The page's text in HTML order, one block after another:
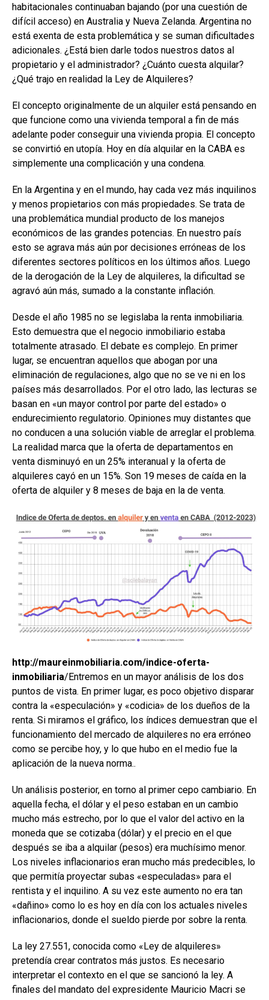
habitacionales continuaban bajando (por una cuestión de
difícil acceso) en Australia y Nueva Zelanda. Argentina no
está exenta de esta problemática y se suman dificultades
adicionales. ¿Está bien darle todos nuestros datos al
propietario y el administrador? ¿Cuánto cuesta alquilar?
¿Qué trajo en realidad la Ley de Alquileres?
El concepto originalmente de un alquiler está pensando en
que funcione como una vivienda temporal a fin de más
adelante poder conseguir una vivienda propia. El concepto
se convirtió en utopía. Hoy en día alquilar en la CABA es
simplemente una complicación y una condena.
En la Argentina y en el mundo, hay cada vez más inquilinos
y menos propietarios con más propiedades. Se trata de
una problemática mundial producto de los manejos
económicos de las grandes potencias. En nuestro país
esto se agrava más aún por decisiones erróneas de los
diferentes sectores políticos en los últimos años. Luego
de la derogación de la Ley de alquileres, la dificultad se
agravó aún más, sumado a la constante inflación.
Desde el año 1985 no se legislaba la renta inmobiliaria.
Esto demuestra que el negocio inmobiliario estaba
totalmente atrasado. El debate es complejo. En primer
lugar, se encuentran aquellos que abogan por una
eliminación de regulaciones, algo que no se ve ni en los
países más desarrollados. Por el otro lado, las lecturas se
basan en «un mayor control por parte del estado» o
endurecimiento regulatorio. Opiniones muy distantes que
no conducen a una solución viable de arreglar el problema.
La realidad marca que la oferta de departamentos en
venta disminuyó en un 25% interanual y la oferta de
alquileres cayó en un 15%. Son 19 meses de caída en la
oferta de alquiler y 8 meses de baja en la de venta.
http://maureinmobiliaria.com/indice-oferta-
inmobiliaria/Entremos en un mayor análisis de los dos
puntos de vista. En primer lugar, es poco objetivo disparar
contra la «especulación» y «codicia» de los dueños de la
renta. Si miramos el gráfico, los índices demuestran que el
funcionamiento del mercado de alquileres no era erróneo
como se percibe hoy, y lo que hubo en el medio fue la
aplicación de la nueva norma..
Un análisis posterior, en torno al primer cepo cambiario. En
aquella fecha, el dólar y el peso estaban en un cambio
mucho más estrecho, por lo que el valor del activo en la
moneda que se cotizaba (dólar) y el precio en el que
después se iba a alquilar (pesos) era muchísimo menor.
Los niveles inflacionarios eran mucho más predecibles, lo
que permitía proyectar subas «especuladas» para el
rentista y el inquilino. A su vez este aumento no era tan
«dañino» como lo es hoy en día con los actuales niveles
inflacionarios, donde el sueldo pierde por sobre la renta.
La ley 27.551, conocida como «Ley de alquileres»
pretendía crear contratos más justos. Es necesario
interpretar el contexto en el que se sancionó la ley. A
finales del mandato del expresidente Mauricio Macri se